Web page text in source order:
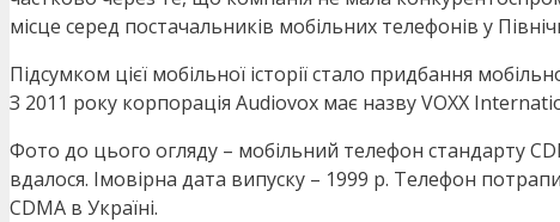
місце серед постачальників мобільних телефонів у
Підсумком цієї мобільної історії стало придбання
З 2011 року корпорація Audiovox має назву VOXX
Фото до цього огляду – мобільний телефон стандарту
вдалося. Імовірна дата випуску – 1999 р. Телефон
CDMA в Україні.